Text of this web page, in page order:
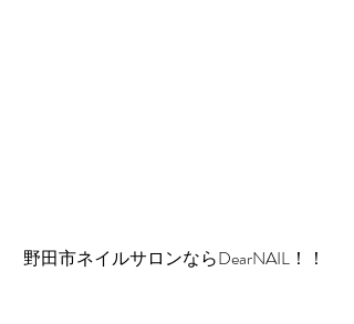
野田市ネイルサロンならDearNAIL！！